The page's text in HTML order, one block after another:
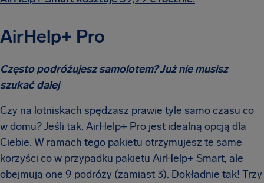
AirHelp+ Pro
Często podróżujesz samolotem? Już nie musisz
szukać dalej
Czy na lotniskach spędzasz prawie tyle samo czasu co
w domu? Jeśli tak, AirHelp+ Pro jest idealną opcją dla
Ciebie. W ramach tego pakietu otrzymujesz te same
korzyści co w przypadku pakietu AirHelp+ Smart, ale
obejmują one 9 podróży (zamiast 3). Dokładnie tak! Trzy